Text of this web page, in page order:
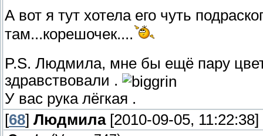
А вот я тут хотела его чуть
там...корешочек....
P.S. Людмила, мне бы ещё пару
здравствовали .
У вас рука лёгкая .
[68] Людмила[2010-09-05, 11:22:38]